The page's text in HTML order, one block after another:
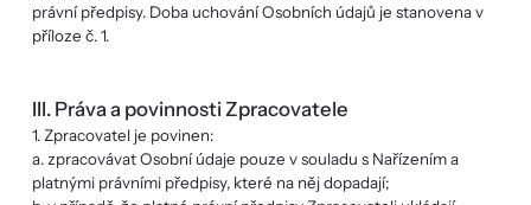
právní předpisy. Doba uchování Osobních údajů je stanovena v
příloze č. 1.
III. Práva a povinnosti Zpracovatele
1. Zpracovatel je povinen:
a. zpracovávat Osobní údaje pouze v souladu s Nařízením a
platnými právními předpisy, které na něj dopadají;